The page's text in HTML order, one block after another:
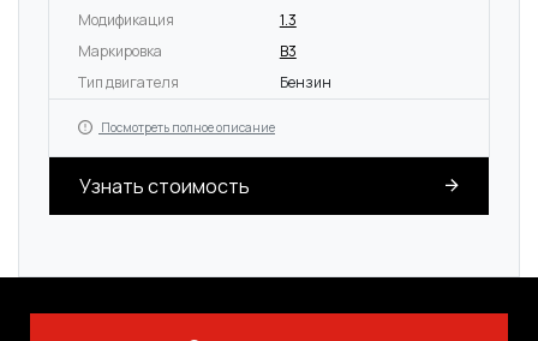
Модификация
1.3
Маркировка
B3
Тип двигателя
Бензин
Посмотреть полное описание
Узнать стоимость